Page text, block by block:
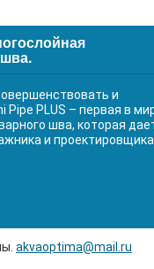
и
Pipe PLUS – первая в
шва, которая
и проектировщика.
akvaoptima@mail.ru